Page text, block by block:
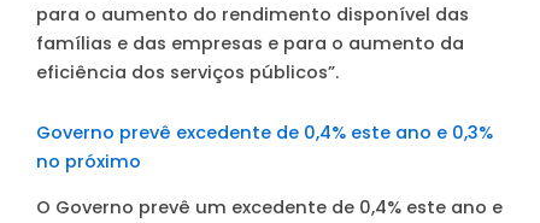
para o aumento do rendimento disponível das
famílias e das empresas e para o aumento da
eficiência dos serviços públicos”.
Governo prevê excedente de 0,4% este ano e 0,3%
no próximo
O Governo prevê um excedente de 0,4% este ano e